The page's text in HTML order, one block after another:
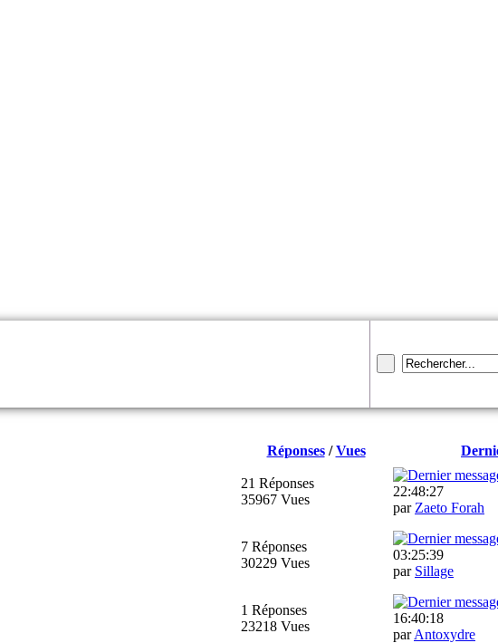
Réponses/Vues
21 Réponses
35967 Vues
22:48:27
par Zaeto Forah
7 Réponses
30229 Vues
03:25:39
par Sillage
1 Réponses
23218 Vues
16:40:18
parAntoxydre